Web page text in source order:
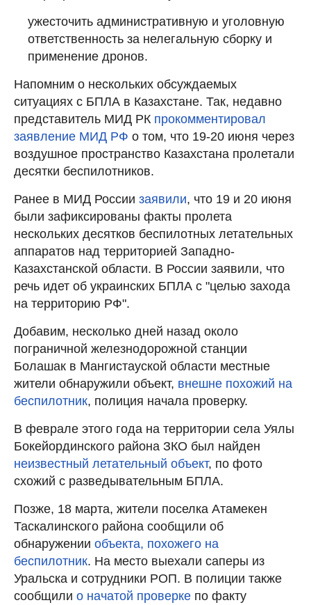
ужесточить административную и уголовную
ответственность за нелегальную сборку и
применение дронов.
Напомним о нескольких обсуждаемых
ситуациях с БПЛА в Казахстане. Так, недавно
представитель МИД РК прокомментировал
заявление МИД РФ о том, что 19-20 июня через
воздушное пространство Казахстана пролетали
десятки беспилотников.
Ранее в МИД России заявили, что 19 и 20 июня
были зафиксированы факты пролета
нескольких десятков беспилотных летательных
аппаратов над территорией Западно-
Казахстанской области. В России заявили, что
речь идет об украинских БПЛА с "целью захода
на территорию РФ".
Добавим, несколько дней назад около
пограничной железнодорожной станции
Болашак в Мангистауской области местные
жители обнаружили объект, внешне похожий на
беспилотник, полиция начала проверку.
В феврале этого года на территории села Уялы
Бокейординского района ЗКО был найден
неизвестный летательный объект, по фото
схожий с разведывательным БПЛА.
Позже, 18 марта, жители поселка Атамекен
Таскалинского района сообщили об
обнаружении объекта, похожего на
беспилотник. На место выехали саперы из
Уральска и сотрудники РОП. В полиции также
сообщили о начатой проверке по факту